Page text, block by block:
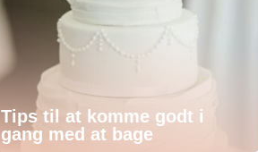
Tips til at komme godt i
gang med at bage